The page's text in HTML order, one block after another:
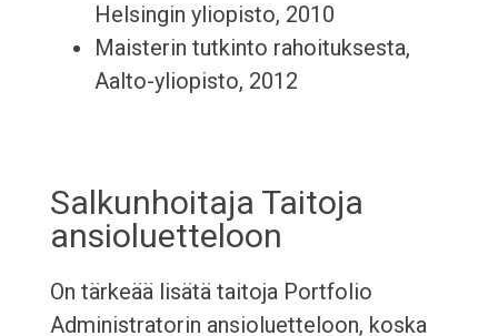
Helsingin yliopisto, 2010
Maisterin tutkinto rahoituksesta,
Aalto-yliopisto, 2012
Salkunhoitaja Taitoja
ansioluetteloon
On tärkeää lisätä taitoja Portfolio
Administratorin ansioluetteloon, koska